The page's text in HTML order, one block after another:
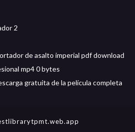
2
de asalto imperial pdf download
mp4 0 bytes
gratuita de la película completa